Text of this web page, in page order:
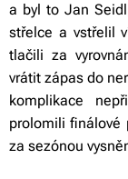
a byl to Jan
střelce a vstřelil
tlačili za
vrátit zápas do
komplikace
prolomili finálové
za sezónou